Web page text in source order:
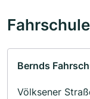
Bernds
Völksener